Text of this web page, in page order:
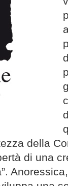
della
di una